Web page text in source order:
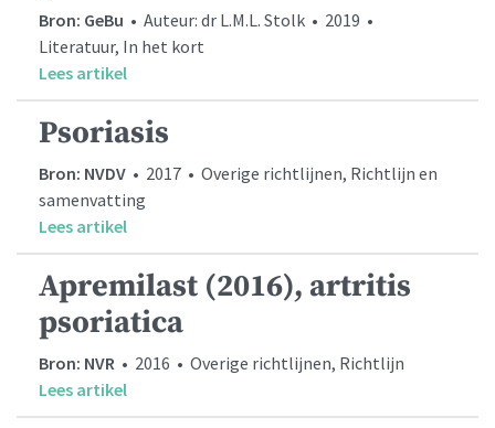
Bron: GeBu • Auteur: dr L.M.L. Stolk • 2019 •
Literatuur, In het kort
Lees artikel
Psoriasis
Bron: NVDV • 2017 • Overige richtlijnen, Richtlijn en
samenvatting
Lees artikel
Apremilast (2016), artritis
psoriatica
Bron: NVR • 2016 • Overige richtlijnen, Richtlijn
Lees artikel